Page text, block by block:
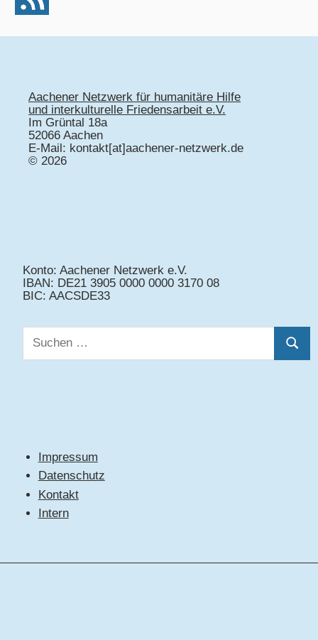
Aachener Netzwerk für humanitäre Hilfe
und interkulturelle Friedensarbeit e.V.
Im Grüntal 18a
52066 Aachen
E-Mail: kontakt[at]aachener-netzwerk.de
© 2026
Konto: Aachener Netzwerk e.V.
IBAN: DE21 3905 0000 0000 3170 08
BIC: AACSDE33
Suchen
nach:
Impressum
Datenschutz
Kontakt
Intern